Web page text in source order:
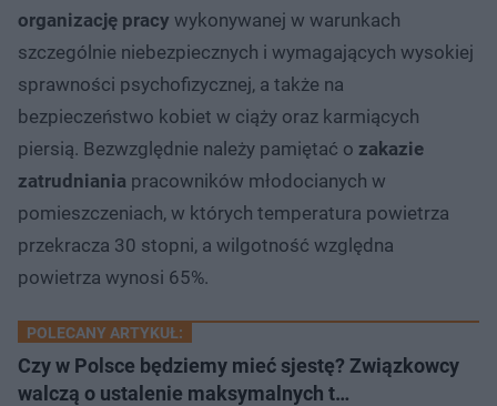
organizację pracy wykonywanej w warunkach
szczególnie niebezpiecznych i wymagających wysokiej
sprawności psychofizycznej, a także na
bezpieczeństwo kobiet w ciąży oraz karmiących
piersią. Bezwzględnie należy pamiętać o zakazie
zatrudniania pracowników młodocianych w
pomieszczeniach, w których temperatura powietrza
przekracza 30 stopni, a wilgotność względna
powietrza wynosi 65%.
POLECANY ARTYKUŁ:
Czy w Polsce będziemy mieć sjestę? Związkowcy
walczą o ustalenie maksymalnych t…